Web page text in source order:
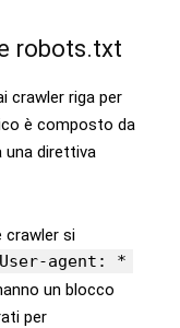
robots.txt
crawler riga per
è composto da
una direttiva
crawler si
User-agent: *
un blocco
per